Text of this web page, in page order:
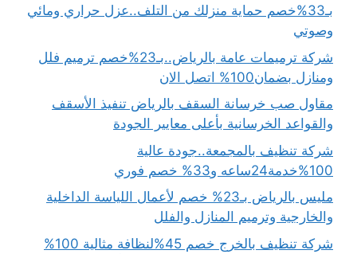
بـ33%خصم حماية منزلك من التلف..عزل حراري ومائي
وصوتي
شركة ترميمات عامة بالرياض..بـ23%خصم ترميم فلل
ومنازل بضمان100% اتصل الان
مقاول صب خرسانة السقف بالرياض تنفيذ الأسقف
والقواعد الخرسانية بأعلى معايير الجودة
شركة تنظيف بالمجمعة..جودة عالية
100%خدمة24ساعه و33% خصم فوري
مليس بالرياض بـ23% خصم لأعمال اللياسة الداخلية
والخارجية وترميم المنازل والفلل
شركة تنظيف بالخرج خصم 45%لنظافة مثالية 100%